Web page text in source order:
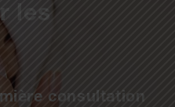
les
consultation